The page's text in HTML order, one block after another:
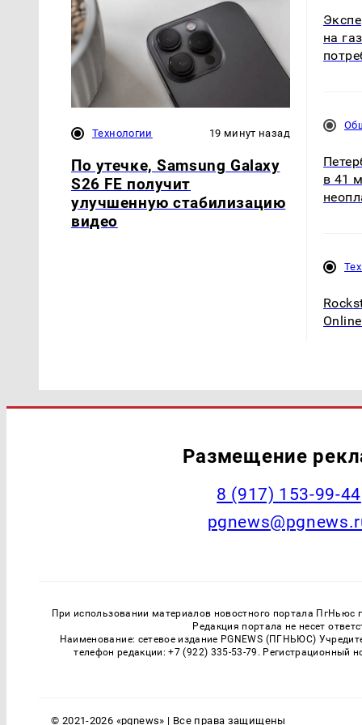
Технологии 19 минут назад
По утечке, Samsung Galaxy
S26 FE получит
улучшенную стабилизацию
видео
на
в 41
Размещение
‭8 (917) 153-99-44
При использовании материалов новостного портала ПгНьюс
Редакция портала не несет
Наименование: сетевое издание PGNEWS (ПГНЬЮС)
телефон редакции: +7 (922) 335-53-79.
© 2021-2026 «pgnews» | Все права защищены